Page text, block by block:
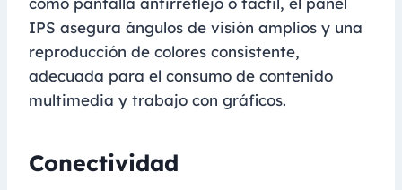
IPS asegura ángulos de visión amplios y una
reproducción de colores consistente,
adecuada para el consumo de contenido
multimedia y trabajo con gráficos.
Conectividad